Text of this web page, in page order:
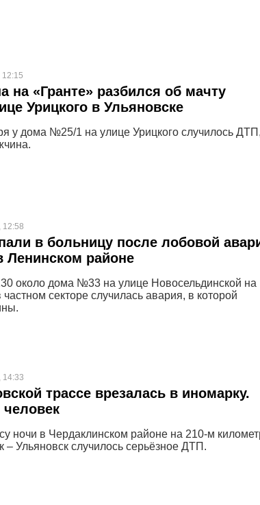
12:15
на «Гранте» разбился об мачту
Урицкого в Ульяновске
у дома №25/1 на улице Урицкого случилось
12:58
в больницу после лобовой
Ленинском районе
около дома №33 на улице Новосельдинской на
секторе случилась авария, в которой
14:33
трассе врезалась в иномарку.
ночи в Чердаклинском районе на 210-м
– Ульяновск случилось серьёзное ДТП.